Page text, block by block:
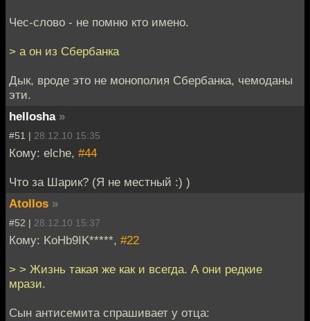
Чес-слово - не помню кто имено.
> а он из Сбербанка
Дык, вроде это не монополия Сбербанка, чемоданы
эти.
hellosha »
#51 | 28.12.10 15:35
Кому: elche, #44
Что за Шарик? (Я не местный :) )
Atollos »
#52 | 28.12.10 15:37
Кому: KoHb9IK*****, #22
> > Жизнь такая же как и всегда. А они редкие
мрази.
Сын антисемита спрашивает у отца: